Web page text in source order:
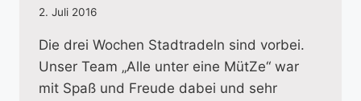
2. Juli 2016
Die drei Wochen Stadtradeln sind vorbei.
Unser Team „Alle unter eine MütZe“ war
mit Spaß und Freude dabei und sehr